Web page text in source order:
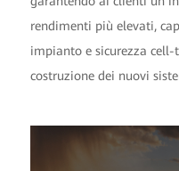
rendimenti più elevati,
impianto e sicurezza
costruzione dei nuovi